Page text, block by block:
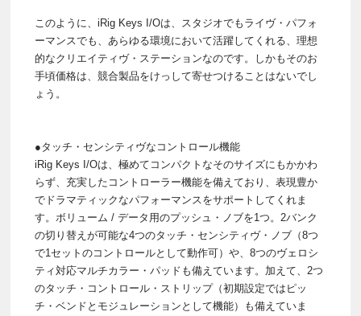
このように、iRig Keys I/Oは、スタジオでもライヴ・パフォ
ーマンスでも、あらゆる環境において活躍してくれる、理想
的なクリエイティヴ・ステーションなのです。しかもそのお
手頃価格は、競合製品をけっして寄せつけることはないでし
ょう。
●タッチ・センシティヴなコントロール機能
iRig Keys I/Oは、極めてコンパクトなそのサイズにもかかわ
らず、充実したコントローラー機能を備えており、表現豊か
でドラマティックなパフォーマンスをサポートしてくれま
す。ボリューム / データ用のプッシュ・ノブを1つ。2バンク
の切り替えが可能な4つのタッチ・センシティヴ・ノブ（8つ
で1セットのコントロールとして動作可）や、8つのヴェロシ
ティ対応マルチカラー・パッドも備えています。加えて、2つ
のタッチ・コントロール・ストリップ（初期設定ではピッ
チ・ベンドとモジュレーションとして機能）も備えていま